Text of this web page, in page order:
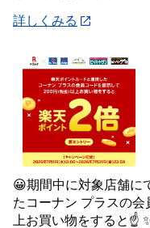
詳しくみる
😀期間中に対象店舗に
たコーナン プラスの
上お買い物をすると☝️